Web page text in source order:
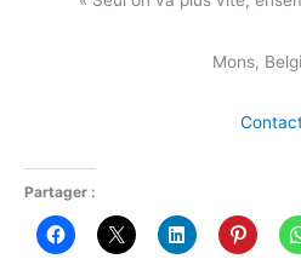
Mons,
Partager :